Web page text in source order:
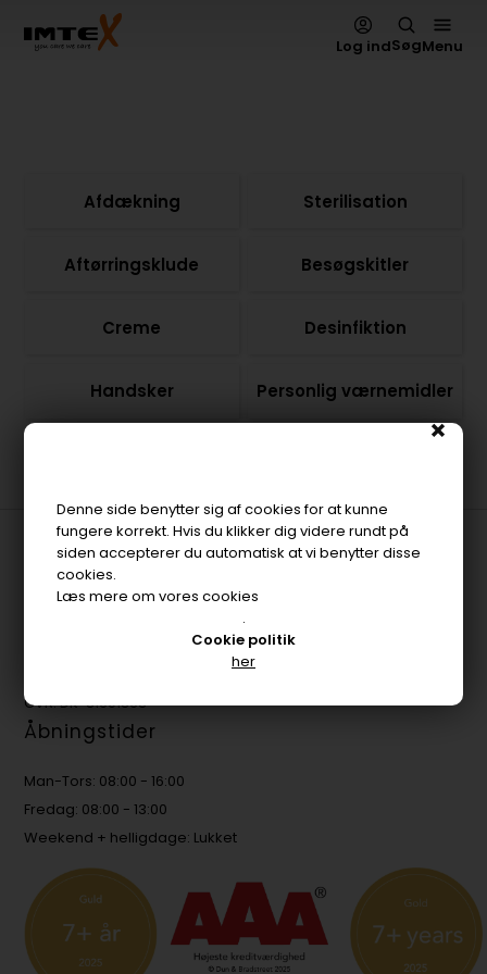
Cookie politik
Denne side benytter sig af cookies for at kunne
fungere korrekt. Hvis du klikker dig videre rundt på
siden accepterer du automatisk at vi benytter disse
cookies.
Læs mere om vores cookies
her
.
Log indSøgMenu
Afdækning Sterilisation
Aftørringsklude Besøgskitler
Creme Desinfiktion
Handsker Personlig værnemidler
ImteX Aps
Vallensbækvej 18 B
CVR: DK-31601363
Åbningstider
Man-Tors: 08:00 - 16:00
Fredag: 08:00 - 13:00
Weekend + helligdage: Lukket